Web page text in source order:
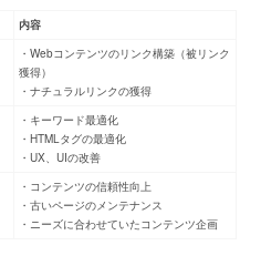
内容
・Webコンテンツのリンク構築（被リンク
獲得）
・ナチュラルリンクの獲得
・キーワード最適化
・HTMLタグの最適化
・UX、UIの改善
・コンテンツの信頼性向上
・古いページのメンテナンス
・ニーズに合わせていたコンテンツ企画